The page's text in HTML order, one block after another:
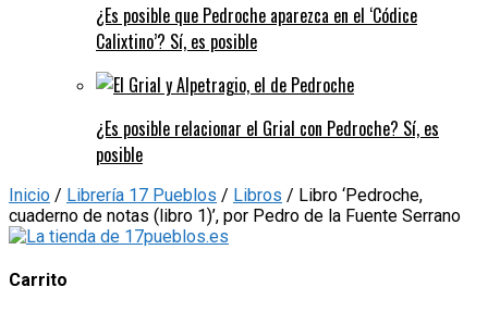
¿Es posible que Pedroche aparezca en el ‘Códice
Calixtino’? Sí, es posible
¿Es posible relacionar el Grial con Pedroche? Sí, es
posible
Inicio / Librería 17 Pueblos / Libros / Libro ‘Pedroche,
cuaderno de notas (libro 1)’, por Pedro de la Fuente Serrano
Carrito